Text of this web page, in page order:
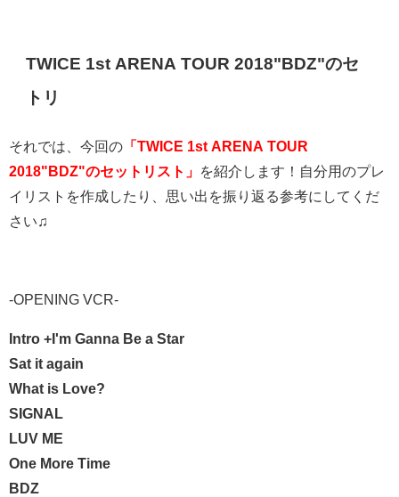
TWICE 1st ARENA TOUR 2018"BDZ"のセ
トリ
それでは、今回の 「TWICE 1st ARENA TOUR
2018"BDZ"のセットリスト」
を紹介します！自分用のプレ
イリストを作成したり、思い出を振り返る参考にしてくだ
さい♫
-OPENING VCR-
Intro +I'm Ganna Be a Star
Sat it again
What is Love?
SIGNAL
LUV ME
One More Time
BDZ